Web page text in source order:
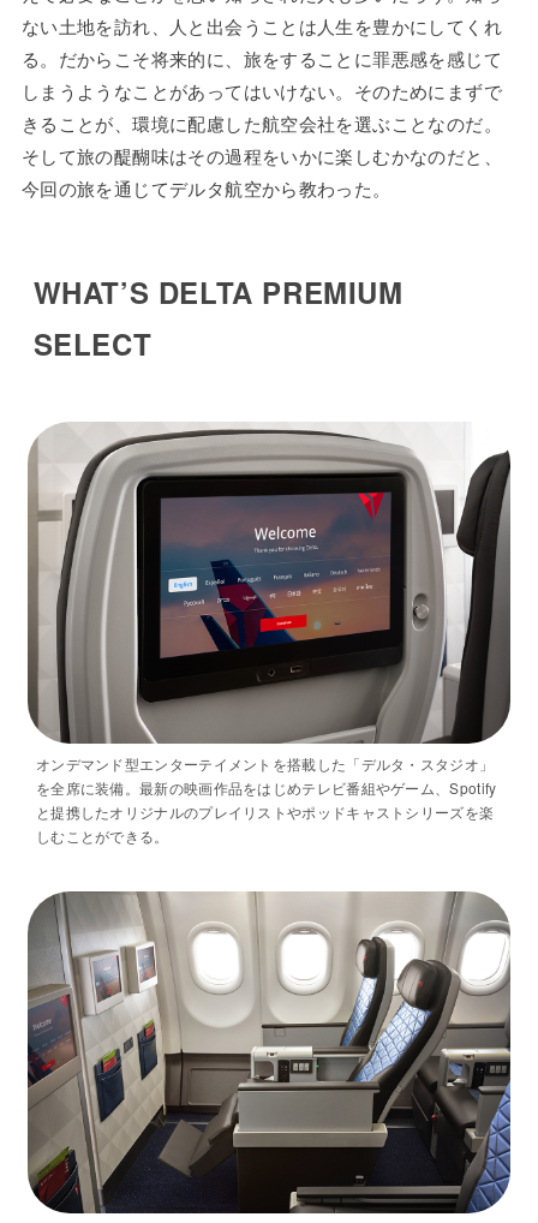
ない土地を訪れ、人と出会うことは人生を豊かにしてくれ
る。だからこそ将来的に、旅をすることに罪悪感を感じて
しまうようなことがあってはいけない。そのためにまずで
きることが、環境に配慮した航空会社を選ぶことなのだ。
そして旅の醍醐味はその過程をいかに楽しむかなのだと、
今回の旅を通じてデルタ航空から教わった。
WHAT’S DELTA PREMIUM
SELECT
オンデマンド型エンターテイメントを搭載した「デルタ・スタジオ」
を全席に装備。最新の映画作品をはじめテレビ番組やゲーム、Spotify
と提携したオリジナルのプレイリストやポッドキャストシリーズを楽
しむことができる。